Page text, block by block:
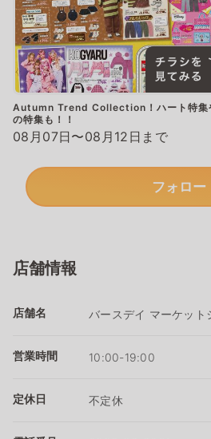
Autumn Trend Collection！ハート特集
の特集も！！
08月07日〜08月12日まで
フォロー
店舗情報
店舗名 バースデイ マーケット
営業時間 10:00-19:00
定休日 不定休